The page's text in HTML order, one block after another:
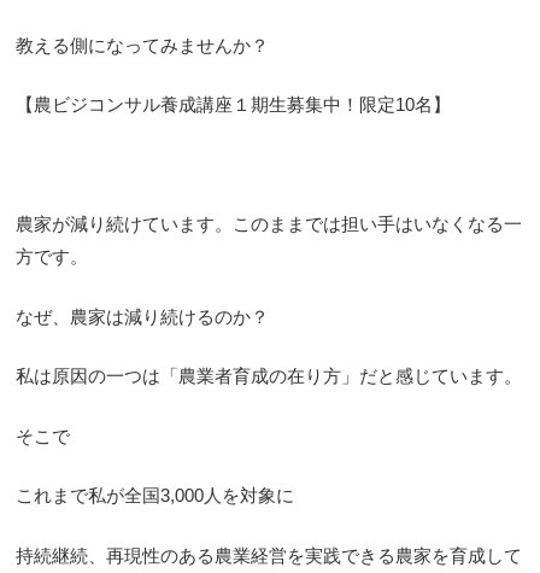
教える側になってみませんか？
【農ビジコンサル養成講座１期生募集中！限定10名】
農家が減り続けています。このままでは担い手はいなくなる一
方です。
なぜ、農家は減り続けるのか？
私は原因の一つは「農業者育成の在り方」だと感じています。
そこで
これまで私が全国3,000人を対象に
持続継続、再現性のある農業経営を実践できる農家を育成して